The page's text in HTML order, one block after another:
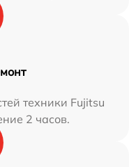
техники Fujitsu
2 часов.